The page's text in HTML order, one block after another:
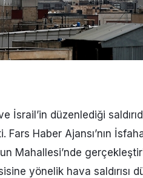
İsrail’in düzenlediği
Haber Ajansı’nın
Mahallesi’nde
yönelik hava saldırısı